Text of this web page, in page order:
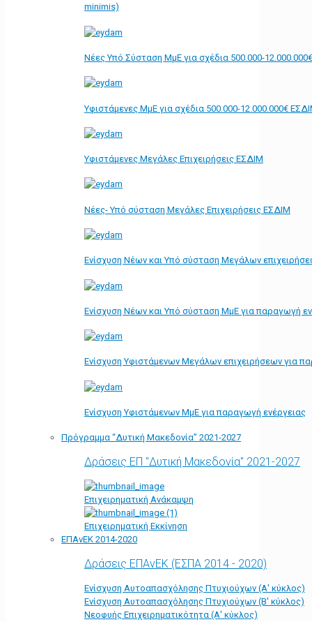
minimis)
Νέες Υπό Σύσταση ΜμΕ για σχέδια 500.000-
Υφιστάμενες ΜμΕ για σχέδια 500.000-12.000.000€
Υφιστάμενες Μεγάλες Επιχειρήσεις ΕΣΔΙΜ
Νέες- Υπό σύσταση Μεγάλες Επιχειρήσεις ΕΣΔΙΜ
Ενίσχυση Νέων και Υπό σύσταση Μεγάλων
Ενίσχυση Νέων και Υπό σύσταση ΜμΕ για παραγωγή
Ενίσχυση Υφιστάμενων Μεγάλων επιχειρήσεων για
Ενίσχυση Υφιστάμενων ΜμΕ για παραγωγή ενέργειας
Πρόγραμμα “Δυτική Μακεδονία” 2021-2027
Δράσεις ΕΠ "Δυτική Μακεδονία" 2021-2027
Επιχειρηματική Ανάκαμψη
Επιχειρηματική Εκκίνηση
ΕΠΑνΕΚ 2014-2020
Δράσεις ΕΠΑνΕΚ (ΕΣΠΑ 2014 - 2020)
Ενίσχυση Αυτοαπασχόλησης Πτυχιούχων (Α' κύκλος)
Ενίσχυση Αυτοαπασχόλησης Πτυχιούχων (Β' κύκλος)
Νεοφυής Επιχειρηματικότητα (Α' κύκλος)